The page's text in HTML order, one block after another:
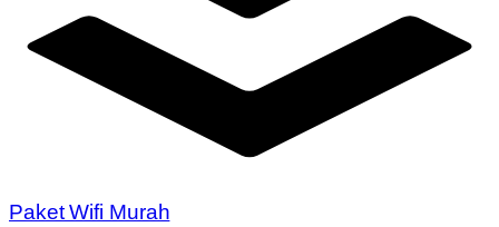
Paket Wifi Murah